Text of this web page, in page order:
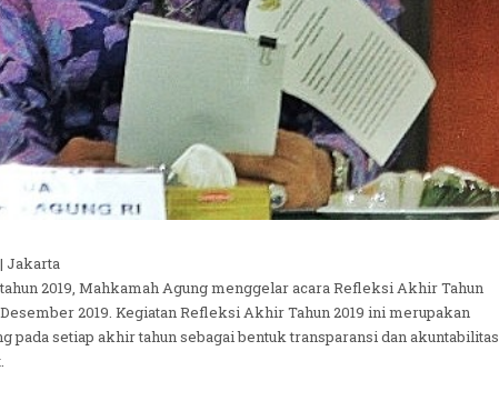
Jakarta
2019, Mahkamah Agung menggelar acara Refleksi Akhir Tahun
Desember 2019. Kegiatan Refleksi Akhir Tahun 2019 ini merupakan
pada setiap akhir tahun sebagai bentuk transparansi dan akuntabilitas